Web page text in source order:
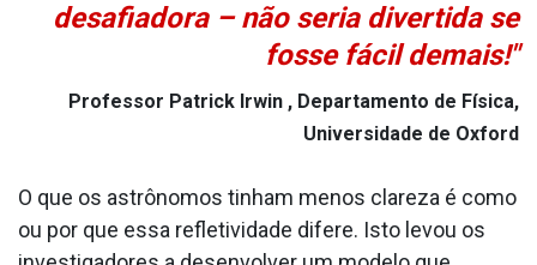
desafiadora – não seria divertida se
fosse fácil demais!"
Professor Patrick Irwin , Departamento de Física,
Universidade de Oxford
O que os astrônomos tinham menos clareza é como
ou por que essa refletividade difere. Isto levou os